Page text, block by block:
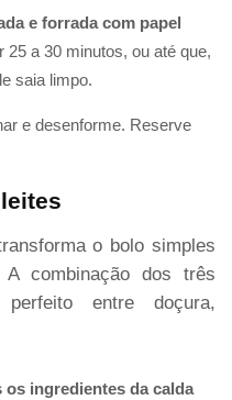
e forrada com papel
25 a 30 minutos, ou até que,
saia limpo.
e desenforme. Reserve
o bolo simples
combinação dos três
entre doçura,
os ingredientes da calda